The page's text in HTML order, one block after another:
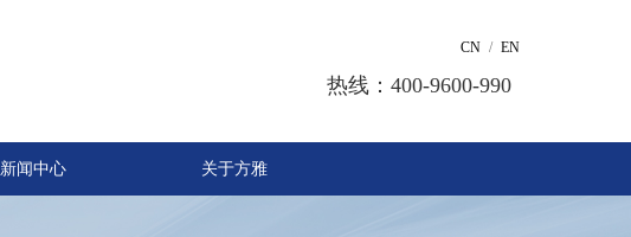
CN / EN
热线：400-9600-990
新闻中心 关于方雅